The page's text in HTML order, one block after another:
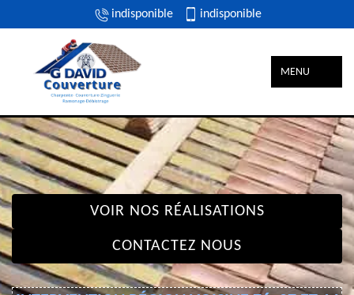
indisponible indisponible
MENU
VOIR NOS RÉALISATIONS
CONTACTEZ NOUS